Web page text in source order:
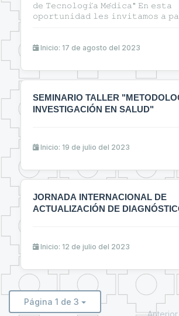
𝚍𝚎 𝚃𝚎𝚌𝚗𝚘𝚕𝚘𝚐𝚒́𝚊 𝙼𝚎́𝚍𝚒𝚌𝚊" 𝙴𝚗 𝚎𝚜𝚝𝚊
𝚘𝚙𝚘𝚛𝚝𝚞𝚗𝚒𝚍𝚊𝚍 𝚕𝚎𝚜 𝚒𝚗𝚟𝚒𝚝𝚊𝚖𝚘𝚜 𝚊
ᴇʟᴀʙᴏʀᴀᴄɪᴏ́ɴ ᴅᴇ ᴀʀᴛɪ́ᴄᴜʟᴏs ᴄɪᴇɴᴛɪ́ғɪᴄᴏs ᴇɴ
sᴀʟᴜᴅ"🔰
Inicio: 17 de agosto del 2023
SEMINARIO TALLER
INVESTIGACIÓN EN SALUD"
Inicio: 19 de julio del 2023
JORNADA INTERNACIONAL DE
ACTUALIZACIÓN DE
Inicio: 12 de julio del 2023
Página 1 de 3
Anterior